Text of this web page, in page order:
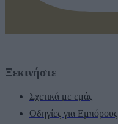
Ξεκινήστε
Σχετικά με εμάς
Οδηγίες για Εμπόρους